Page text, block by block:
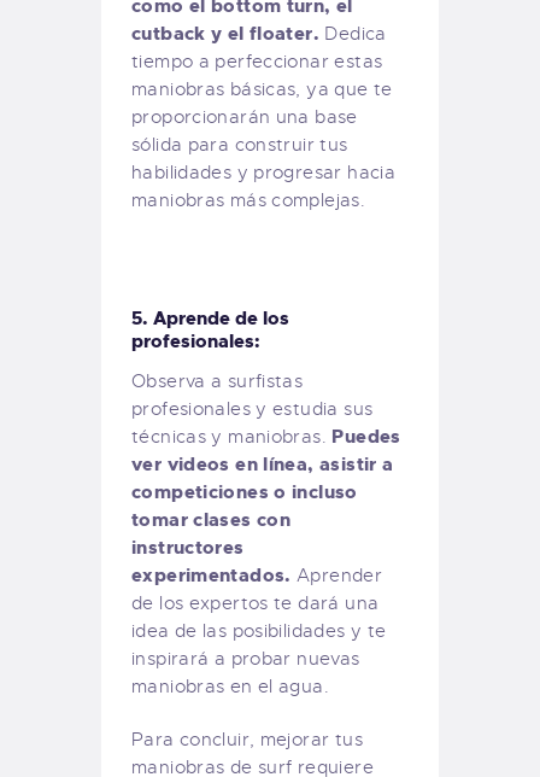
como el bottom turn, el
cutback y el floater. Dedica
tiempo a perfeccionar estas
maniobras básicas, ya que te
proporcionarán una base
sólida para construir tus
habilidades y progresar hacia
maniobras más complejas.
5. Aprende de los
profesionales:
Observa a surfistas
profesionales y estudia sus
técnicas y maniobras. Puedes
ver videos en línea, asistir a
competiciones o incluso
tomar clases con
instructores
experimentados. Aprender
de los expertos te dará una
idea de las posibilidades y te
inspirará a probar nuevas
maniobras en el agua.
Para concluir, mejorar tus
maniobras de surf requiere